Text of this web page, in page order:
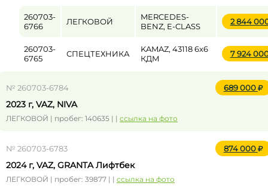
260703-
6766
ЛЕГКОВОЙ
MERCEDES-
BENZ, E-CLASS
2 844
260703-
6765
СПЕЦТЕХНИКА
KAMAZ, 43118 6x6
КДМ
7 924
№ 260703-6784 689 000
2023 г, VAZ, NIVA
ЛЕГКОВОЙ | пробег: 140635 | | ссылка на фото
№ 260703-6783 874 000
2024 г, VAZ, GRANTA Лифтбек
ЛЕГКОВОЙ | пробег: 39877 | | ссылка на фото